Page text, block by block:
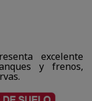
excelente
y frenos,